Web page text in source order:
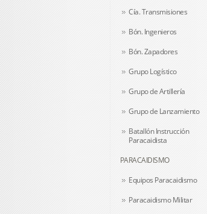
Cía. Transmisiones
Bón. Ingenieros
Bón. Zapadores
Grupo Logístico
Grupo de Artillería
Grupo de Lanzamiento
Batallón Instrucción
Paracaidista
PARACAIDISMO
Equipos Paracaidismo
Paracaidismo Militar